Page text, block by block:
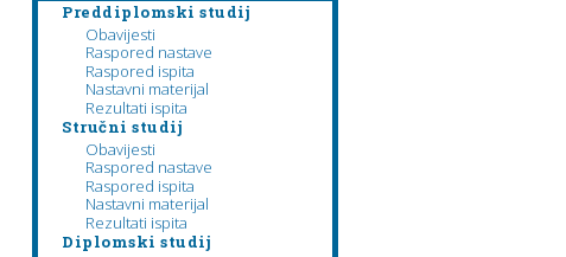
Preddiplomski studij
Obavijesti
Raspored nastave
Raspored ispita
Nastavni materijal
Rezultati ispita
Stručni studij
Obavijesti
Raspored nastave
Raspored ispita
Nastavni materijal
Rezultati ispita
Diplomski studij